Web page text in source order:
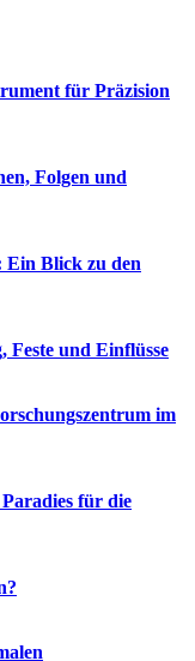
für Präzision
Folgen und
Ein Blick zu den
Feste und Einflüsse
im
für die